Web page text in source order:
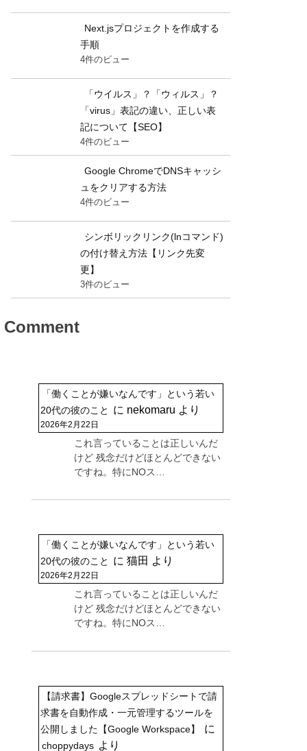
Next.jsプロジェクトを作成する
手順
4件のビュー
「ウイルス」？「ウィルス」？
「virus」表記の違い、正しい表
記について【SEO】
4件のビュー
Google ChromeでDNSキャッシ
ュをクリアする方法
4件のビュー
シンボリックリンク(lnコマンド)
の付け替え方法【リンク先変
更】
3件のビュー
Comment
「働くことが嫌いなんです」という若い
20代の彼のこと
に nekomaru より
2026年2月22日
これ言っていることは正しいんだ
けど 残念だけどほとんどできない
ですね。特にNOス…
「働くことが嫌いなんです」という若い
20代の彼のこと
に 猫田 より
2026年2月22日
これ言っていることは正しいんだ
けど 残念だけどほとんどできない
ですね。特にNOス…
【請求書】Googleスプレッドシートで請
求書を自動作成・一元管理するツールを
公開しました【Google Workspace】
に
choppydays より